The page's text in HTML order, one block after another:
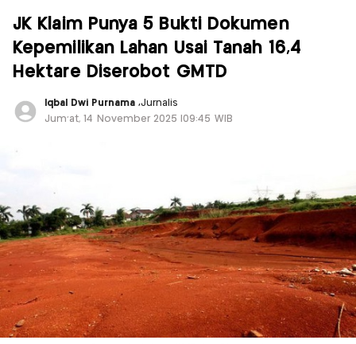
JK Klaim Punya 5 Bukti Dokumen
Kepemilikan Lahan Usai Tanah 16,4
Hektare Diserobot GMTD
Iqbal Dwi Purnama ,Jurnalis
Jum'at, 14 November 2025 |09:45 WIB